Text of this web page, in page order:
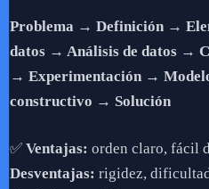
Problema → Definición →
datos → Análisis de datos →
→ Experimentación →
constructivo → Solución
✅ Ventajas: orden claro, fácil
Desventajas: rigidez,